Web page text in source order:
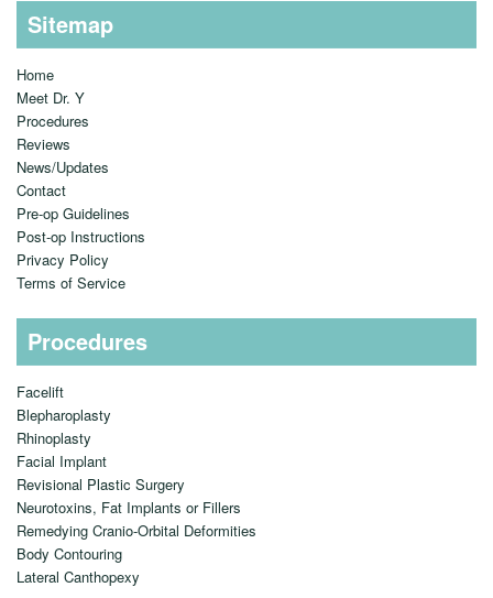
Sitemap
Home
Meet Dr. Y
Procedures
Reviews
News/Updates
Contact
Pre-op Guidelines
Post-op Instructions
Privacy Policy
Terms of Service
Procedures
Facelift
Blepharoplasty
Rhinoplasty
Facial Implant
Revisional Plastic Surgery
Neurotoxins, Fat Implants or Fillers
Remedying Cranio-Orbital Deformities
Body Contouring
Lateral Canthopexy